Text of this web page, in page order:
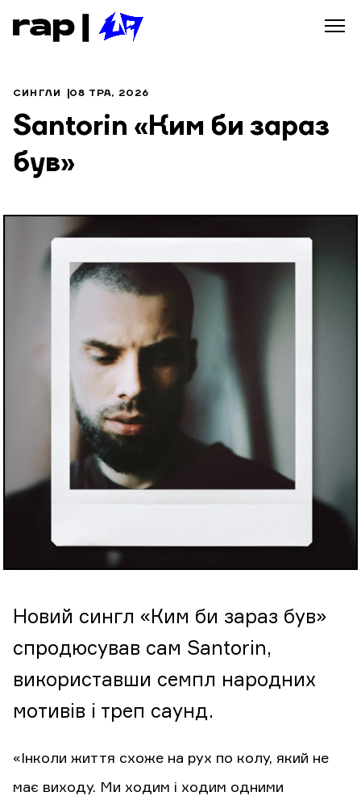
СИНГЛИ 08 ТРА, 2026
Santorin «Ким би зараз
був»
Новий сингл «Ким би зараз був»
спродюсував сам Santorin,
використавши семпл народних
мотивів і треп саунд.
«Інколи життя схоже на рух по колу, який не
має виходу. Ми ходим і ходим одними